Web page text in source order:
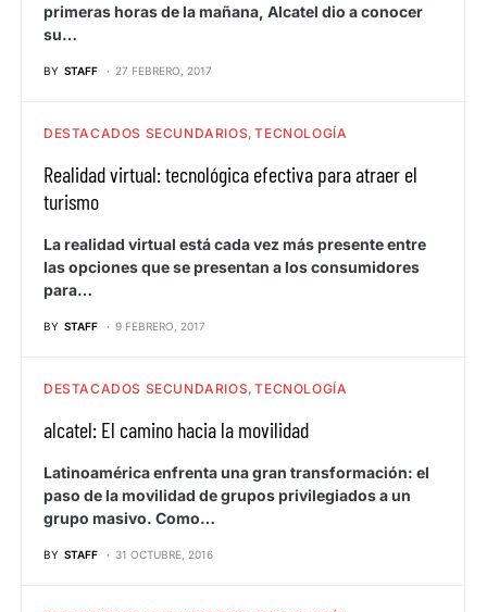
primeras horas de la mañana, Alcatel dio a conocer
su…
BY STAFF 27 FEBRERO, 2017
DESTACADOS SECUNDARIOS TECNOLOGÍA
Realidad virtual: tecnológica efectiva para atraer el
turismo
La realidad virtual está cada vez más presente entre
las opciones que se presentan a los consumidores
para…
BY STAFF 9 FEBRERO, 2017
DESTACADOS SECUNDARIOS TECNOLOGÍA
alcatel: El camino hacia la movilidad
Latinoamérica enfrenta una gran transformación: el
paso de la movilidad de grupos privilegiados a un
grupo masivo. Como…
BY STAFF 31 OCTUBRE, 2016